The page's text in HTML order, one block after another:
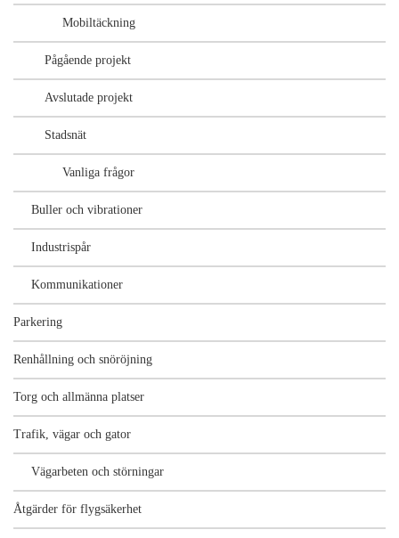
Mobiltäckning
Pågående projekt
Avslutade projekt
Stadsnät
Vanliga frågor
Buller och vibrationer
Industrispår
Kommunikationer
Parkering
Renhållning och snöröjning
Torg och allmänna platser
Trafik, vägar och gator
Vägarbeten och störningar
Åtgärder för flygsäkerhet